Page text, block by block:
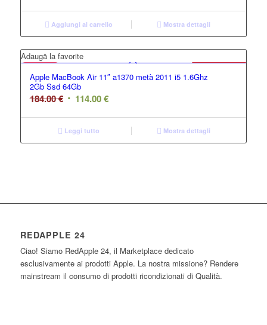
Aggiungi al carrello Mostra dettagli
Adaugă la favorite
GRADO C
Apple MacBook Air 11″ a1370 metà 2011 i5 1.6Ghz
2Gb Ssd 64Gb
184.00€ 114.00€
Leggi tutto Mostra dettagli
REDAPPLE 24
Ciao! Siamo RedApple 24, il Marketplace dedicato
esclusivamente ai prodotti Apple. La nostra missione? Rendere
mainstream il consumo di prodotti ricondizionati di Qualità.